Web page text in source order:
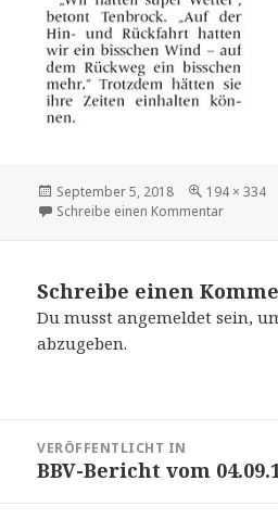
Veröffentlicht
am
September 5, 2018
Volle
Größe
194 × 334
Schreibe einen Kommentarzu 18 09
Schreibe einen
Du musstangemeldet sein,
abzugeben.
Navigation
VERÖFFENTLICHT IN
BBV-Bericht vom